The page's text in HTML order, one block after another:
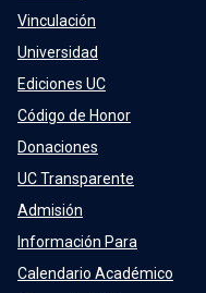
Vinculación
Universidad
Ediciones UC
Código de Honor
Donaciones
UC Transparente
Admisión
Información Para
Calendario Académico